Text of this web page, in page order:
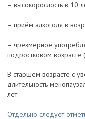
– высокорослость в 10
– приём алкоголя в
– чрезмерное
подростковом
В старшем возрасте с
длительность
лет.
Отдельно следует